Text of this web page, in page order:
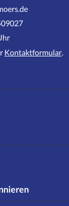
Kontaktformular